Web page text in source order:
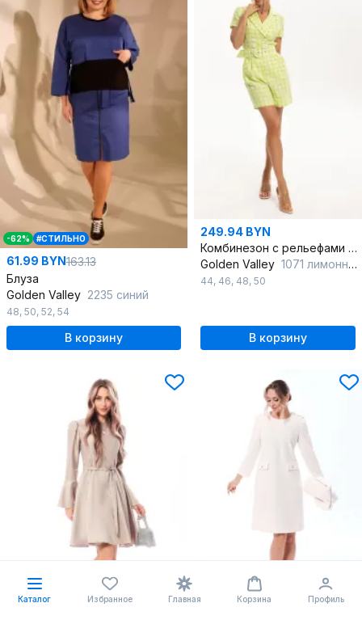
-62% #СТИЛЬНО
61.99 BYN163.13
Блуза
Golden Valley 2235 синий
48, 50, 52, 54
В корзину
249.94 BYN
Комбинезон с рельефами и накладными карманами из льна
Golden Valley 1071 лимонный
44, 46, 48, 50
В корзину
Каталог Избранное Главная Корзина Профиль